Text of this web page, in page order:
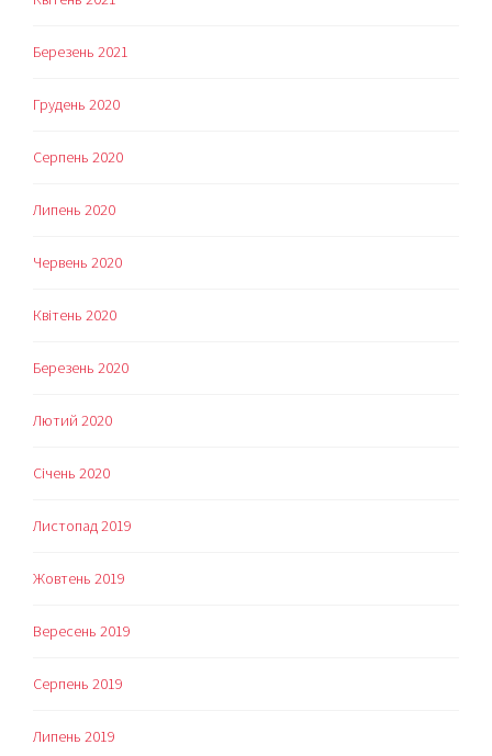
Березень 2021
Грудень 2020
Серпень 2020
Липень 2020
Червень 2020
Квітень 2020
Березень 2020
Лютий 2020
Січень 2020
Листопад 2019
Жовтень 2019
Вересень 2019
Серпень 2019
Липень 2019